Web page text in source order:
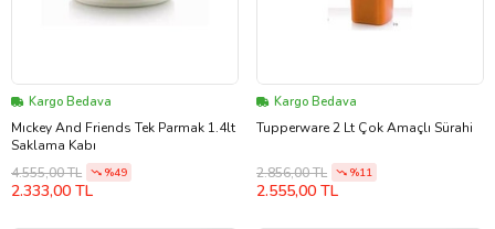
Kargo Bedava
Mıckey And Friends Tek Parmak 1.4lt
Saklama Kabı
4.555,00 TL
%49
2.333,00 TL
Kargo Bedava
Tupperware 2 Lt Çok Amaçlı Sürahi
2.856,00 TL %11
2.555,00 TL